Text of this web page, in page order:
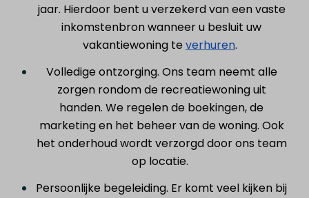
jaar. Hierdoor bent u verzekerd van een vaste
inkomstenbron wanneer u besluit uw
vakantiewoning te verhuren.
Volledige ontzorging. Ons team neemt alle
zorgen rondom de recreatiewoning uit
handen. We regelen de boekingen, de
marketing en het beheer van de woning. Ook
het onderhoud wordt verzorgd door ons team
op locatie.
Persoonlijke begeleiding. Er komt veel kijken bij